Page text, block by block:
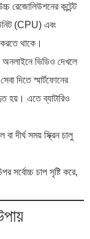
রেজোলিউশনের কন্টেন্ট
(CPU) এবং
থাকে।
অনলাইনে ভিডিও দেখলে
দিতে স্মার্টফোনের
হয়। এতে ব্যাটারিও
বা দীর্ঘ সময় স্ক্রিন চালু
সর্বোচ্চ চাপ সৃষ্টি করে,